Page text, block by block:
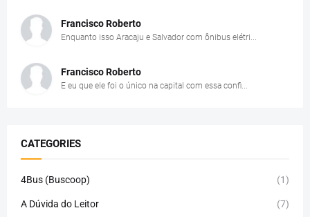
Francisco Roberto
Enquanto isso Aracaju e Salvador com ônibus elétri...
Francisco Roberto
E eu que ele foi o único na capital com essa confi...
CATEGORIES
4Bus (Buscoop) (1)
A Dúvida do Leitor (7)